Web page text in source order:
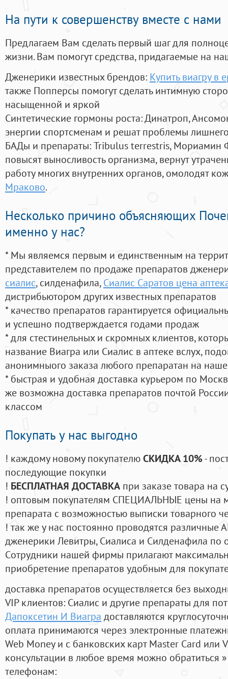
На пути к совершенству вместе с нами
Предлагаем Вам сделать первый шаг для
жизни. Вам помогут средства, придагаемые на
Дженерики известных брендов: Купить виагру в
также Попперсы помогут сделать интимную
насыщенной и яркой
Синтетические гормоны роста: Динатроп,
энергии спортсменам и решат проблемы
БАДы и препараты:Tribulus terrestris, Мориамин
повысят выносливость организма, вернут
работу многих внутренних органов, омолодят
Мраково.
Несколько причино объясняющих
именно у нас?
* Мы являемся первым и единственным на
представителем по продаже препаратов
сиалис, силденафила, Сиалис Саратов цена
дистрибьютором других известных препаратов
* качество препаратов гарантируется
и успешно подтверждается годами продаж
* для стестинельных и скромных клиентов,
название Виагра или Сиалис в аптеке вслух,
анонимныого заказа любого препаратан на
* быстрая и удобная доставка курьером по
же возможна доставка препаратов почтой
классом
Покупать у нас выгодно
! каждому новому покупателюСКИДКА 10%-
последующие покупки
! БЕСПЛАТНАЯ ДОСТАВКА при заказе товара на
! оптовым покупателям СПЕЦИАЛЬНЫЕ цены на
препарата с возможностью выписки товарного
! так же у нас постоянно проводятся
дженерики Левитры, Сиалиса и Силденафила по
Cотрудники нашей фирмы прилагают
приобретение препаратов удобным для
доставка препаратов осуществляется без
VIP клиентов: Сиалис и другие препараты для
Дапоксетин И Виагра доставляются
оплата принимаются через электронные
Web Money и с банковских карт Master Card или
консультации в любое время можно обратиться
телефонам: